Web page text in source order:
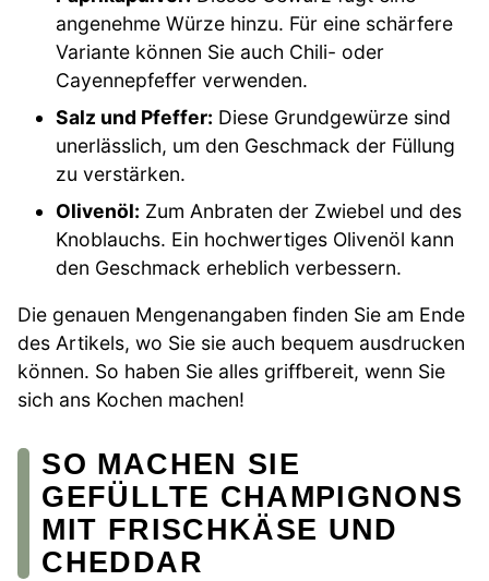
angenehme Würze hinzu. Für eine schärfere
Variante können Sie auch Chili- oder
Cayennepfeffer verwenden.
Salz und Pfeffer: Diese Grundgewürze sind
unerlässlich, um den Geschmack der Füllung
zu verstärken.
Olivenöl: Zum Anbraten der Zwiebel und des
Knoblauchs. Ein hochwertiges Olivenöl kann
den Geschmack erheblich verbessern.
Die genauen Mengenangaben finden Sie am Ende
des Artikels, wo Sie sie auch bequem ausdrucken
können. So haben Sie alles griffbereit, wenn Sie
sich ans Kochen machen!
SO MACHEN SIE
GEFÜLLTE CHAMPIGNONS
MIT FRISCHKÄSE UND
CHEDDAR